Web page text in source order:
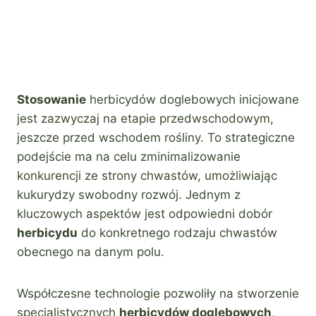
Stosowanie herbicydów doglebowych inicjowane
jest zazwyczaj na etapie przedwschodowym,
jeszcze przed wschodem rośliny. To strategiczne
podejście ma na celu zminimalizowanie
konkurencji ze strony chwastów, umożliwiając
kukurydzy swobodny rozwój. Jednym z
kluczowych aspektów jest odpowiedni dobór
herbicydu do konkretnego rodzaju chwastów
obecnego na danym polu.
Współczesne technologie pozwoliły na stworzenie
specjalistycznych herbicydów doglebowych,